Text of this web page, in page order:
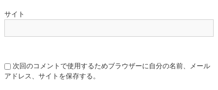
サイト
次回のコメントで使用するためブラウザーに自分の名前、メール
アドレス、サイトを保存する。